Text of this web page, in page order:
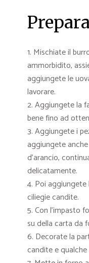
Mischiate il
ammorbidito,
aggiungete le
lavorare.
Aggiungete la
bene fino ad
Aggiungete i
aggiungete
d’arancio,
delicatamente.
Poi aggiungete
ciliegie candite.
Con l’impasto
su della carta da
Decorate la
candite e qualche